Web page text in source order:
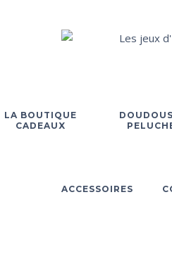
LA BOUTIQUE
CADEAUX
ACCESSOIRES